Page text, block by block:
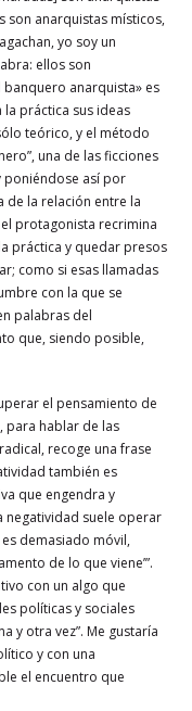
son anarquistas místicos,
yo soy un
ellos son
banquero anarquista» es
práctica sus ideas
teórico, y el método
una de las ficciones
poniéndose así por
de la relación entre la
protagonista recrimina
práctica y quedar presos
como si esas llamadas
con la que se
palabras del
que, siendo posible,
el pensamiento de
para hablar de las
recoge una frase
también es
que engendra y
negatividad suele operar
demasiado móvil,
de lo que viene’”.
con un algo que
políticas y sociales
y otra vez”. Me gustaría
y con una
el encuentro que